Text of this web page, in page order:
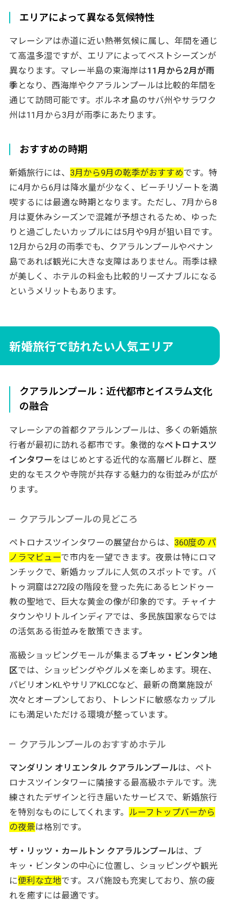
エリアによって異なる気候特性
マレーシアは赤道に近い熱帯気候に属し、年間を通じ
て高温多湿ですが、エリアによってベストシーズンが
異なります。マレー半島の東海岸は11月から2月が雨
季 となり、西海岸やクアラルンプールは比較的年間を
通じて訪問可能です。ボルネオ島のサバ州やサラワク
州は11月から3月が雨季にあたります。
おすすめの時期
新婚旅行には、 3月から9月の乾季がおすすめです。特
に4月から6月は降水量が少なく、ビーチリゾートを満
喫するには最適な時期となります。ただし、7月から8
月は夏休みシーズンで混雑が予想されるため、ゆった
りと過ごしたいカップルには5月や9月が狙い目です。
12月から2月の雨季でも、クアラルンプールやペナン
島であれば観光に大きな支障はありません。雨季は緑
が美しく、ホテルの料金も比較的リーズナブルになる
というメリットもあります。
新婚旅行で訪れたい人気エリア
クアラルンプール：近代都市とイスラム文化
の融合
マレーシアの首都クアラルンプールは、多くの新婚旅
行者が最初に訪れる都市です。象徴的なペトロナスツ
インタワーをはじめとする近代的な高層ビル群と、歴
史的なモスクや寺院が共存する魅力的な街並みが広が
ります。
クアラルンプールの見どころ
ペトロナスツインタワーの展望台からは、 360度の パ
ノラマビューで市内を一望できます。夜景は特にロマ
ンチックで、新婚カップルに人気のスポットです。バ
トゥ洞窟は272段の階段を登った先にあるヒンドゥー
教の聖地で、巨大な黄金の像が印象的です。チャイナ
タウンやリトルインディアでは、多民族国家ならでは
の活気ある街並みを散策できます。
高級ショッピングモールが集まるブキッ・ビンタン地
区では、ショッピングやグルメを楽しめます。現在、
パビリオンKLやサリアKLCCなど、最新の商業施設が
次々とオープンしており、トレンドに敏感なカップル
にも満足いただける環境が整っています。
クアラルンプールのおすすめホテル
マンダリン オリエンタル クアラルンプールは、ペト
ロナスツインタワーに隣接する最高級ホテルです。洗
練されたデザインと行き届いたサービスで、新婚旅行
を特別なものにしてくれます。
ルーフトップバーから
の夜景は格別です。
ザ・リッツ・カールトン クアラルンプールは、ブ
キッ・ビンタンの中心に位置し、ショッピングや観光
に便利な立地です。スパ施設も充実しており、旅の疲
れを癒すには最適です。